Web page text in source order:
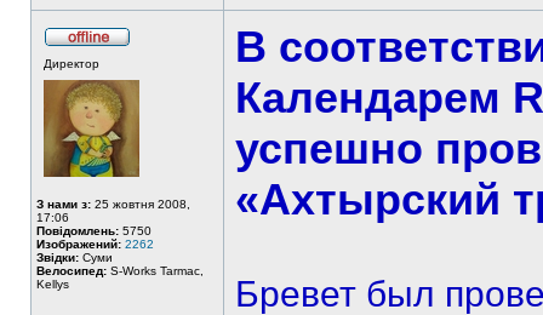
Директор
З нами з: 25 жовтня 2008,
17:06
Повідомлень: 5750
Изображений: 2262
Звідки: Суми
Велосипед: S-Works Tarmac,
Kellys
В
Календарем
успешно
«Ахтырский
Бревет был